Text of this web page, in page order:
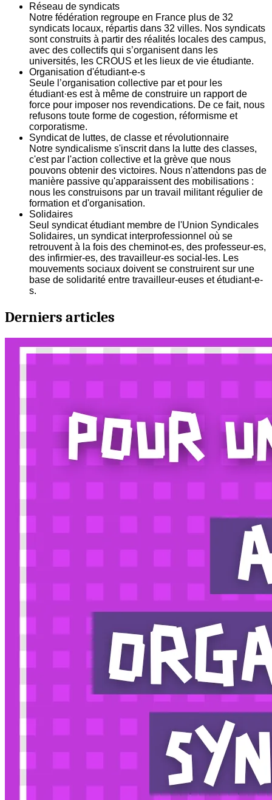
Réseau de syndicats
Notre fédération regroupe en France plus de 32
syndicats locaux, répartis dans 32 villes. Nos syndicats
sont construits à partir des réalités locales des campus,
avec des collectifs qui s’organisent dans les
universités, les CROUS et les lieux de vie étudiante.
Organisation d'étudiant-e-s
Seule l’organisation collective par et pour les
étudiant·es est à même de construire un rapport de
force pour imposer nos revendications. De ce fait, nous
refusons toute forme de cogestion, réformisme et
corporatisme.
Syndicat de luttes, de classe et révolutionnaire
Notre syndicalisme s'inscrit dans la lutte des classes,
c'est par l'action collective et la grève que nous
pouvons obtenir des victoires. Nous n'attendons pas de
manière passive qu'apparaissent des mobilisations :
nous les construisons par un travail militant régulier de
formation et d'organisation.
Solidaires
Seul syndicat étudiant membre de l'Union Syndicales
Solidaires, un syndicat interprofessionnel où se
retrouvent à la fois des cheminot-es, des professeur-es,
des infirmier-es, des travailleur-es social-les. Les
mouvements sociaux doivent se construirent sur une
base de solidarité entre travailleur-euses et étudiant-e-
s.
Derniers articles